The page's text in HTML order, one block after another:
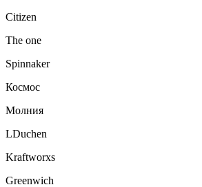
Citizen
The one
Spinnaker
Космос
Молния
LDuchen
Kraftworxs
Greenwich